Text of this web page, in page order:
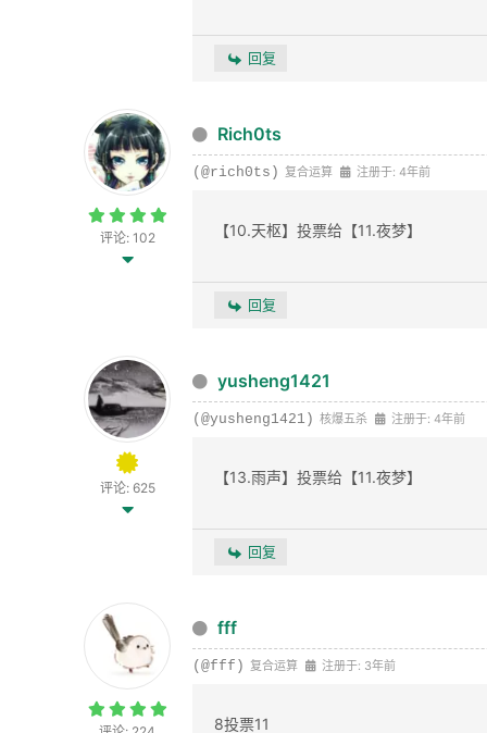
回复
评论: 102
Rich0ts
(@rich0ts) 复合运算 注册于: 4年前
【10.天枢】投票给【11.夜梦】
回复
评论: 625
yusheng1421
(@yusheng1421) 核爆五杀 注册于: 4年前
【13.雨声】投票给【11.夜梦】
回复
fff
(@fff) 复合运算 注册于: 3年前
8投票11